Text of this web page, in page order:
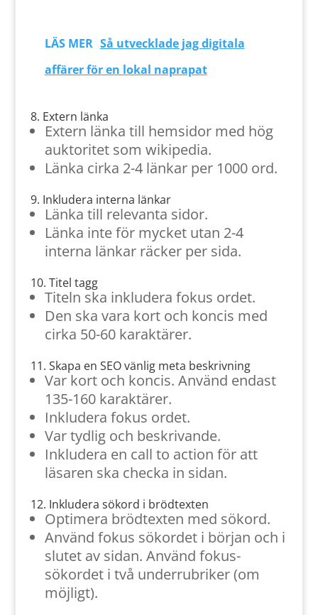
LÄS MER Så utvecklade jag digitala
affärer för en lokal naprapat
8. Extern länka
Extern länka till hemsidor med hög
auktoritet som wikipedia.
Länka cirka 2-4 länkar per 1000 ord.
9. Inkludera interna länkar
Länka till relevanta sidor.
Länka inte för mycket utan 2-4
interna länkar räcker per sida.
10. Titel tagg
Titeln ska inkludera fokus ordet.
Den ska vara kort och koncis med
cirka 50-60 karaktärer.
11. Skapa en SEO vänlig meta beskrivning
Var kort och koncis. Använd endast
135-160 karaktärer.
Inkludera fokus ordet.
Var tydlig och beskrivande.
Inkludera en call to action för att
läsaren ska checka in sidan.
12. Inkludera sökord i brödtexten
Optimera brödtexten med sökord.
Använd fokus sökordet i början och i
slutet av sidan. Använd fokus-
sökordet i två underrubriker (om
möjligt).